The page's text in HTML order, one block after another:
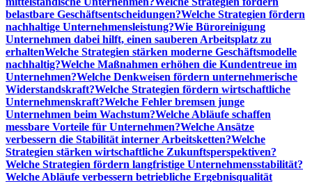
belastbare Geschäftsentscheidungen?Welche Strategien fördern
nachhaltige Unternehmensleistung?Wie Büroreinigung
Unternehmen dabei hilft, einen sauberen Arbeitsplatz zu
erhaltenWelche Strategien stärken moderne Geschäftsmodelle
nachhaltig?Welche Maßnahmen erhöhen die Kundentreue im
Unternehmen?Welche Denkweisen fördern unternehmerische
Widerstandskraft?Welche Strategien fördern wirtschaftliche
Unternehmenskraft?Welche Fehler bremsen junge
Unternehmen beim Wachstum?Welche Abläufe schaffen
messbare Vorteile für Unternehmen?Welche Ansätze
verbessern die Stabilität interner Arbeitsketten?Welche
Strategien stärken wirtschaftliche Zukunftsperspektiven?
Welche Strategien fördern langfristige Unternehmensstabilität?
Welche Abläufe verbessern betriebliche Ergebnisqualität